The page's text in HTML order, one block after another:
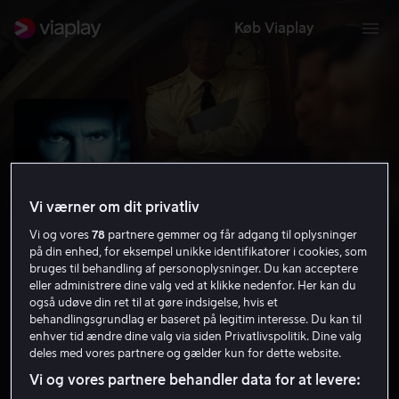
Køb Viaplay
K-19: The Widowmaker
Thriller 2002 2 t. 12 min
11 år
Vi værner om dit privatliv
Vi og vores78 partnere gemmer og får adgang til oplysninger
på din enhed, for eksempel unikke identifikatorer i cookies, som
bruges til behandling af personoplysninger. Du kan acceptere
eller administrere dine valg ved at klikke nedenfor. Her kan du
også udøve din ret til at gøre indsigelse, hvis et
behandlingsgrundlag er baseret på legitim interesse. Du kan til
enhver tid ændre dine valg via siden Privatlivspolitik. Dine valg
deles med vores partnere og gælder kun for dette website.
Vi og vores partnere behandler data for at levere: